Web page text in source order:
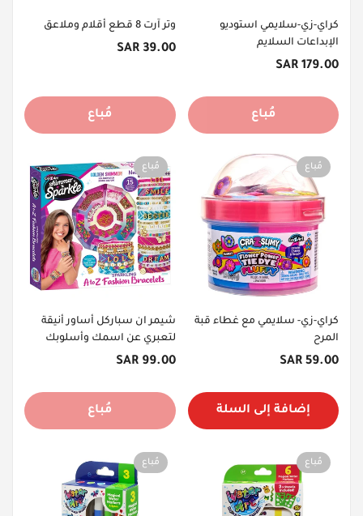
كراي-زي-سلايمي استوديو
الإبداعات السلايم
السعر
179.00 SAR
مُباع
وتر آرت 8 قطع أقلام وملاعق
السعر
39.00 SAR
مُباع
مُباع
كراي-زي- سلايمي مع غطاء قبة
المرح
السعر
59.00 SAR
إضافة إلى السلة
مُباع
شيمر ان سباركل أساور أنيقة
لتعبري عن اسمك وأسلوبك
بحروف A-Z
السعر
99.00 SAR
مُباع
مُباع مُباع